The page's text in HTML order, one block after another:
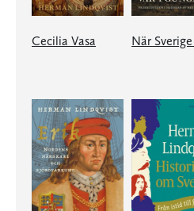
Cecilia Vasa